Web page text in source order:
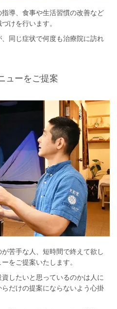
導、食事や生活習慣の改善など
けを行います。
同じ症状で何度も治療院に訪れ
ューをご提案
苦手な人、短時間で終えて欲し
をご提案いたします。
したいと思っているのかは人に
だけの提案にならないよう心掛